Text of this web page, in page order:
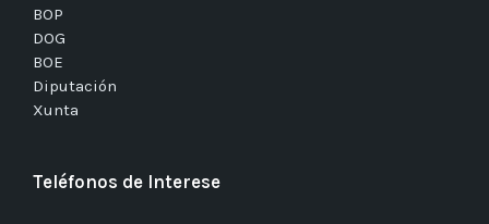
BOP
DOG
BOE
Diputación
Xunta
Teléfonos de Interese